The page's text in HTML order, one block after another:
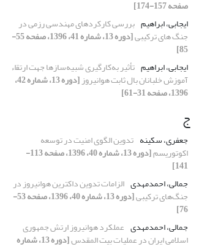
صفحه 157-174]
ایجابی، ابراهیم بررسی کارکردهای مهندسی رزمی در
جنگ های ترکیبی [دوره 13، شماره 41، 1396، صفحه 55-
85]
ایجابی، ابراهیم تأثیر به‌کارگیری شبیه‌سازها جهت ارﺗﻘاء
آموزش خلبانان بال ثابت هوانیروز [دوره 13، شماره 42،
1396، صفحه 31-61]
ج
جعفری، سکینه تدوین الگوی امنیت در توسعه
اکوتوریسم [دوره 13، شماره 40، 1396، صفحه 113-
141]
جمالی، احمدمهدی الزامات تدوین داکترین هوانیروز در
جنگ‌های ترکیبی [دوره 13، شماره 40، 1396، صفحه 53-
76]
جمالی، احمدمهدی عملکرد هوانیروز ارتش جمهوری
اسلامی ایران در عملیات بیت المقدس [دوره 13، شماره